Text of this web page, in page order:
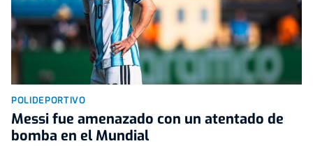
POLIDEPORTIVO
Messi fue amenazado con un atentado de
bomba en el Mundial